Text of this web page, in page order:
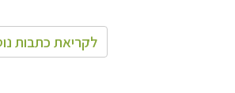
לקריאת כתבות